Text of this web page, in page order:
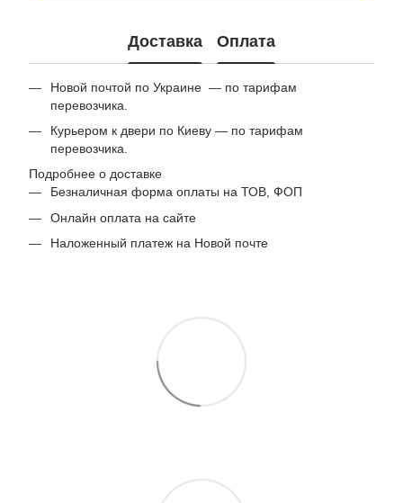
Доставка Оплата
Новой почтой по Украине — по тарифам
перевозчика.
Курьером к двери по Киеву — по тарифам
перевозчика.
Подробнее о доставке
Безналичная форма оплаты на ТОВ, ФОП
Онлайн оплата на сайте
Наложенный платеж на Новой почте